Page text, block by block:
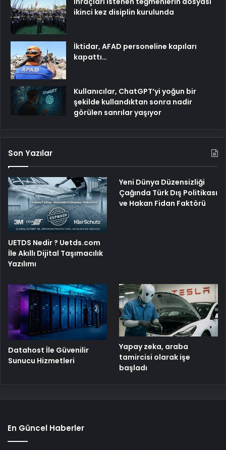
ikinci kez disiplin kurulunda
İktidar, AFAD personeline kapıları
kapattı…
Kullanıcılar, ChatGPT’yi yoğun bir
şekilde kullandıktan sonra nadir
görülen sanrılar yaşıyor
Son Yazılar
UETDS Nedir ? Uetds.com
İle Akıllı Dijital Taşımacılık
Yazılımı
Yeni Dünya Düzensizliği
Çağında Türk Dış Politikası
ve Hakan Fidan Faktörü
Datahost İle Güvenilir
Sunucu Hizmetleri
Yapay zeka, araba
tamircisi olarak işe
başladı
En Güncel Haberler